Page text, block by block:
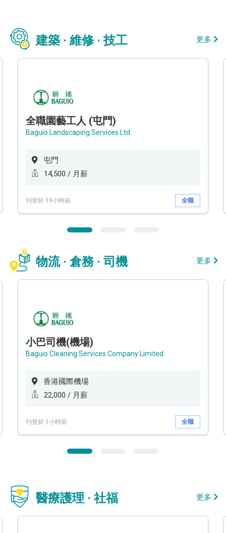
建築 · 維修 · 技工 更多
全職園藝工人 (屯門)
Baguio Landscaping Services Ltd.
屯門
14,500 / 月薪
刊登於 19小時前 全職
物流 · 倉務 · 司機 更多
小巴司機(機場)
Baguio Cleaning Services Company Limited
香港國際機場
22,000 / 月薪
刊登於 1小時前 全職
醫療護理 · 社福 更多